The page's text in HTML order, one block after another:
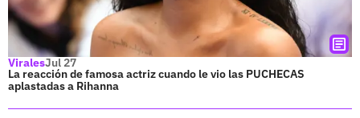
ViralesJul 27
La reacción de famosa actriz cuando le vio las PUCHECAS
aplastadas a Rihanna